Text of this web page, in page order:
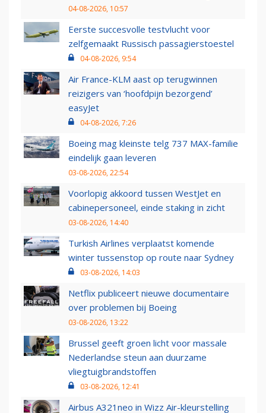
04-08-2026, 10:57
Eerste succesvolle testvlucht voor
zelfgemaakt Russisch passagierstoestel
04-08-2026, 9:54
Air France-KLM aast op terugwinnen
reizigers van ‘hoofdpijn bezorgend’
easyJet
04-08-2026, 7:26
Boeing mag kleinste telg 737 MAX-familie
eindelijk gaan leveren
03-08-2026, 22:54
Voorlopig akkoord tussen WestJet en
cabinepersoneel, einde staking in zicht
03-08-2026, 14:40
Turkish Airlines verplaatst komende
winter tussenstop op route naar Sydney
03-08-2026, 14:03
Netflix publiceert nieuwe documentaire
over problemen bij Boeing
03-08-2026, 13:22
Brussel geeft groen licht voor massale
Nederlandse steun aan duurzame
vliegtuigbrandstoffen
03-08-2026, 12:41
Airbus A321neo in Wizz Air-kleurstelling